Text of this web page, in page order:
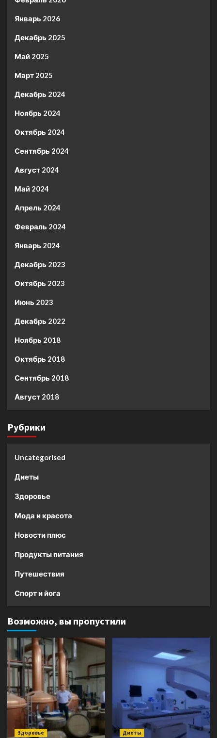
Январь 2026
Декабрь 2025
Май 2025
Март 2025
Декабрь 2024
Ноябрь 2024
Октябрь 2024
Сентябрь 2024
Август 2024
Май 2024
Апрель 2024
Февраль 2024
Январь 2024
Декабрь 2023
Октябрь 2023
Июнь 2023
Декабрь 2022
Ноябрь 2018
Октябрь 2018
Сентябрь 2018
Август 2018
Рубрики
Uncategorised
Диеты
Здоровье
Мода и красота
Новости плюс
Продукты питания
Путешествия
Спорт и йога
Возможно, вы пропустили
Здоровье Диеты